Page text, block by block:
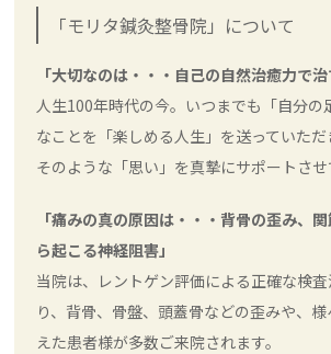
「モリタ鍼灸整骨院」について
「大切なのは・・・自己の自然治癒力で治
人生100年時代の今。いつまでも「自分の
なことを「楽しめる人生」を送っていただ
そのような「思い」を真摯にサポートさせ
「痛みの真の原因は・・・背骨の歪み、
ら起こる神経阻害」
当院は、レントゲン評価による正確な検
り、背骨、骨盤、頭蓋骨などの歪みや、
えた患者様が多数ご来院されます。